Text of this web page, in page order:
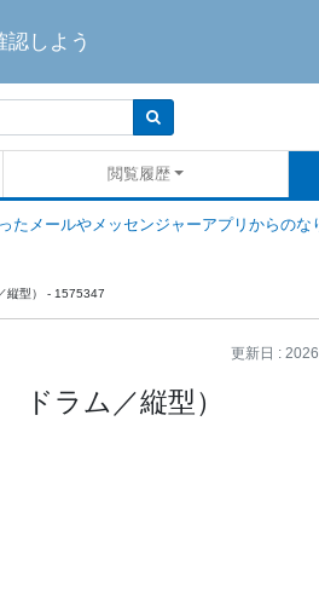
しよう
閲覧履歴
たメールやメッセンジャーアプリからのな
縦型） - 1575347
更新日 :
ラム／縦型）